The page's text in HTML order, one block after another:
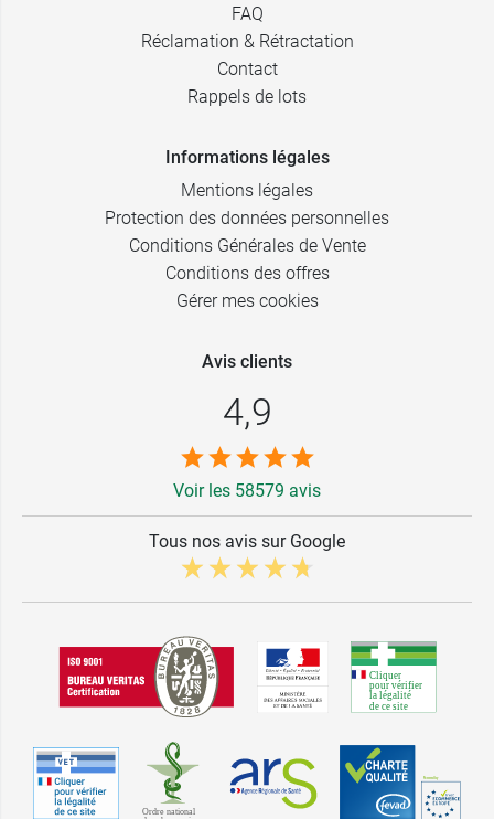
FAQ
Réclamation & Rétractation
Contact
Rappels de lots
Informations légales
Mentions légales
Protection des données personnelles
Conditions Générales de Vente
Conditions des offres
Gérer mes cookies
Avis clients
4,9
Voir les 58579 avis
Tous nos avis sur Google